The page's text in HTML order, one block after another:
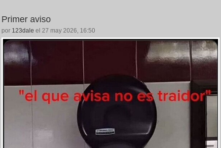
Primer aviso
por 123dale el 27 may 2026, 16:50